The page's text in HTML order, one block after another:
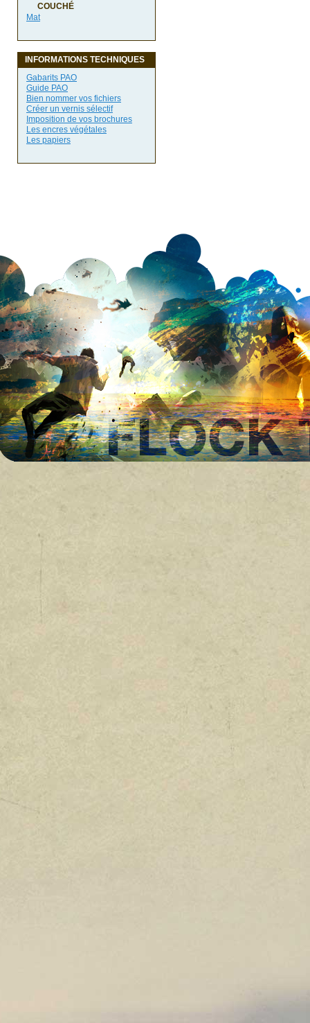
COUCHÉ
Mat
INFORMATIONS TECHNIQUES
Gabarits PAO
Guide PAO
Bien nommer vos fichiers
Créer un vernis sélectif
Imposition de vos brochures
Les encres végétales
Les papiers